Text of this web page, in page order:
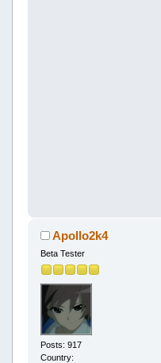
Apollo2k4
Beta Tester
Posts: 917
Country: